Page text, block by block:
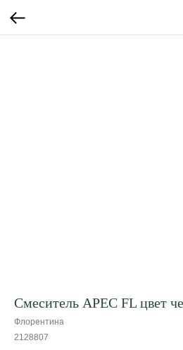
Смеситель АРЕС FL цвет
Флорентина
2128807